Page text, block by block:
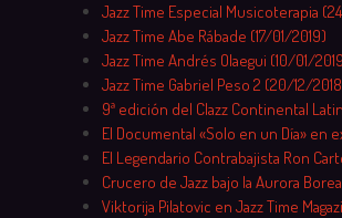
Jazz Time Especial Musicoterapia
Jazz Time Abe Rábade (17/01/2019)
Jazz Time Andrés Olaegui (10/01/
Jazz Time Gabriel Peso 2 (20/12/
9ª edición del Clazz Continental
El Documental «Solo en un Día» en
El Legendario Contrabajista Ron
Crucero de Jazz bajo la Aurora
Viktorija Pilatovic en Jazz Time